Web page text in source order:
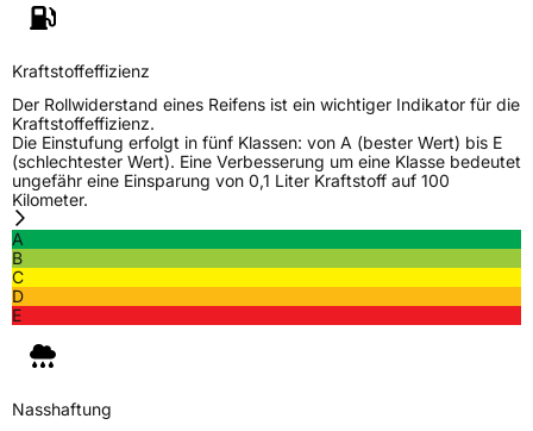
EU Label
EffizienzC
NasshaftungA
Rollgeräusch (Klasse)A
Kraftstoffeffizienz
Der Rollwiderstand eines Reifens ist ein wichtiger Indikator für die
Kraftstoffeffizienz.
Die Einstufung erfolgt in fünf Klassen: von A (bester Wert) bis E
(schlechtester Wert). Eine Verbesserung um eine Klasse bedeutet
ungefähr eine Einsparung von 0,1 Liter Kraftstoff auf 100
Kilometer.
A
B
C
D
E
Nasshaftung